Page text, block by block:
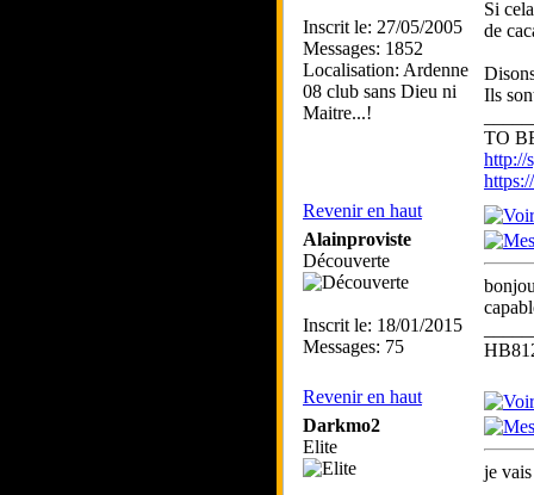
Inscrit le: 27/05/2005
Messages: 1852
Localisation: Ardenne
08 club sans Dieu ni
Maitre...!
Si
de
Ils
TO
http://
Revenir en haut
Alainproviste
Découverte
Inscrit le: 18/01/2015
Messages: 75
Revenir en haut
Darkmo2
Elite
je